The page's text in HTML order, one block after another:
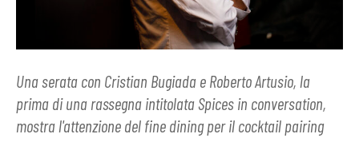
Una serata con Cristian Bugiada e Roberto Artusio, la
prima di una rassegna intitolata Spices in conversation,
mostra l'attenzione del fine dining per il cocktail pairing